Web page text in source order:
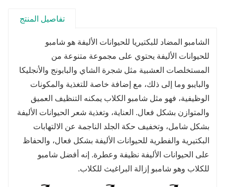
تفاصيل المنتج
الشامبو المضاد للبكتيريا للحيوانات الأليفة هو شامبو
للحيوانات الأليفة يحتوي على مجموعة متنوعة من
المستخلصات العشبية مثل شجرة الشاي والبابونج والأنجليكا
والبايبو وما إلى ذلك، مع إضافة خاصة للتغذية والمكونات
الوظيفية، فهو مثل شامبو الكلاب يمكنه التنظيف العميق
والمتوازن بشكل فعال. العناية، وتغذية شعر الحيوانات الأليفة
بشكل شامل، وتخفيف حكة الجلد الناجمة عن الالتهابات
البكتيرية والفطرية للحيوانات الأليفة بشكل فعال، والحفاظ
على الحيوانات الأليفة نظيفة وعطرة. إنه أفضل شامبو
للكلاب وهو شامبو إزالة البراغيث للكلاب.